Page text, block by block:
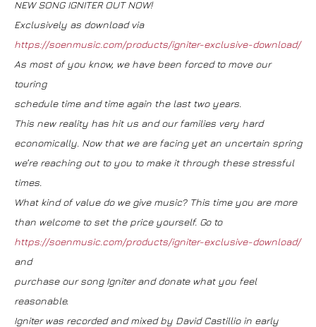
NEW SONG IGNITER OUT NOW!
Exclusively as download via
https://soenmusic.com/products/igniter-exclusive-download/
As most of you know, we have been forced to move our
touring
schedule time and time again the last two years.
This new reality has hit us and our families very hard
economically. Now that we are facing yet an uncertain spring
we’re reaching out to you to make it through these stressful
times.
What kind of value do we give music? This time you are more
than welcome to set the price yourself. Go to
https://soenmusic.com/products/igniter-exclusive-download/
and
purchase our song Igniter and donate what you feel
reasonable.
Igniter was recorded and mixed by David Castillio in early